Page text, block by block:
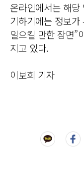
온라인에서는 해당
기하기에는 정보가
일으킬 만한 장면”
지고 있다.
이보희 기자